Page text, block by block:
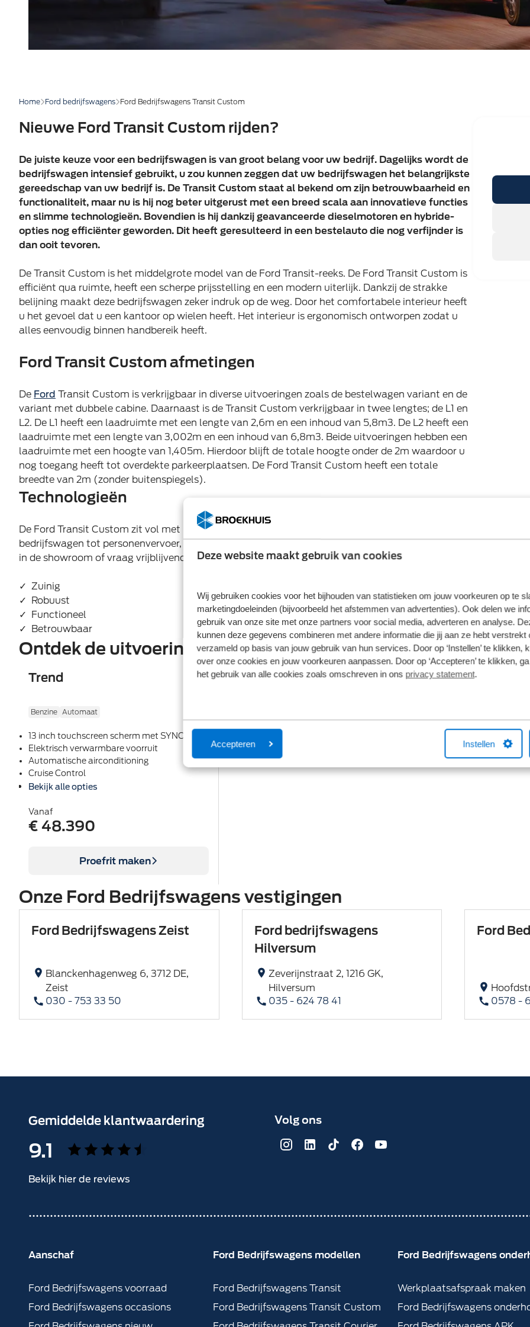
Deze website maakt gebruik van cookies
Wij gebruiken cookies voor het bijhouden van statistieken om jouw voorkeuren op te
marketingdoeleinden (bijvoorbeeld het afstemmen van advertenties). Ook delen we
gebruik van onze site met onze partners voor social media, adverteren en analyse.
kunnen deze gegevens combineren met andere informatie die jij aan ze hebt verstrekt
verzameld op basis van jouw gebruik van hun services. Door op ‘Instellen’ te klikken,
over onze cookies en jouw voorkeuren aanpassen. Door op ‘Accepteren’ te klikken,
het gebruik van alle cookies zoals omschreven in ons privacy statement.
Accepteren Instellen
Home Ford bedrijfswagens Ford Bedrijfswagens Transit Custom
Nieuwe Ford Transit Custom rijden?
De juiste keuze voor een bedrijfswagen is van groot belang voor uw bedrijf. Dagelijks wordt de
bedrijfswagen intensief gebruikt, u zou kunnen zeggen dat uw bedrijfswagen het belangrijkste
gereedschap van uw bedrijf is. De Transit Custom staat al bekend om zijn betrouwbaarheid en
functionaliteit, maar nu is hij nog beter uitgerust met een breed scala aan innovatieve functies
en slimme technologieën. Bovendien is hij dankzij geavanceerde dieselmotoren en hybride-
opties nog efficiënter geworden. Dit heeft geresulteerd in een bestelauto die nog verfijnder is
dan ooit tevoren.
De Transit Custom is het middelgrote model van de Ford Transit-reeks. De Ford Transit Custom is
efficiënt qua ruimte, heeft een scherpe prijsstelling en een modern uiterlijk. Dankzij de strakke
belijning maakt deze bedrijfswagen zeker indruk op de weg. Door het comfortabele interieur heeft
u het gevoel dat u een kantoor op wielen heeft. Het interieur is ergonomisch ontworpen zodat u
alles eenvoudig binnen handbereik heeft.
Ford Transit Custom afmetingen
De Ford Transit Custom is verkrijgbaar in diverse uitvoeringen zoals de bestelwagen variant en de
variant met dubbele cabine. Daarnaast is de Transit Custom verkrijgbaar in twee lengtes; de L1 en
L2. De L1 heeft een laadruimte met een lengte van 2,6m en een inhoud van 5,8m3. De L2 heeft een
laadruimte met een lengte van 3,002m en een inhoud van 6,8m3. Beide uitvoeringen hebben een
laadruimte met een hoogte van 1,405m. Hierdoor blijft de totale hoogte onder de 2m waardoor u
nog toegang heeft tot overdekte parkeerplaatsen. De Ford Transit Custom heeft een totale
breedte van 2m (zonder buitenspiegels).
Technologieën
De Ford Transit Custom zit vol met innovatieve technologieën die niet alleen uw werkdag eenvoudiger
bedrijfswagen tot personenvervoer, de Ford Transit Custom klaart elke klus. Wilt u weten welke
in de showroom of vraag vrijblijvend een offerte aan.
✓ Zuinig
✓ Robuust
✓ Functioneel
✓ Betrouwbaar
Ontdek de uitvoeringen
Trend
Benzine Automaat
13 inch touchscreen scherm met SYNC 4
Elektrisch verwarmbare voorruit
Automatische airconditioning
Cruise Control
Bekijk alle opties
Vanaf
€ 48.390
Proefrit maken
Onze Ford Bedrijfswagens vestigingen
Ford Bedrijfswagens Zeist
Blanckenhagenweg 6, 3712 DE,
Zeist
030 - 753 33 50
Ford bedrijfswagens
Hilversum
Zeverijnstraat 2, 1216 GK,
Hilversum
035 - 624 78 41
Ford
0578 -
Gemiddelde klantwaardering
9.1
Bekijk hier de reviews
van
Volg ons
Aanschaf
Ford Bedrijfswagens voorraad
Ford Bedrijfswagens occasions
Ford Bedrijfswagens modellen
Ford Bedrijfswagens Transit
Ford Bedrijfswagens Transit Custom
Ford Bedrijfswagens
Werkplaatsafspraak maken
Ford Bedrijfswagens